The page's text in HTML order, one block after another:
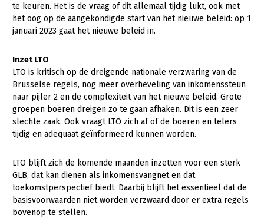
te keuren. Het is de vraag of dit allemaal tijdig lukt, ook met
het oog op de aangekondigde start van het nieuwe beleid: op 1
januari 2023 gaat het nieuwe beleid in.
Inzet LTO
LTO is kritisch op de dreigende nationale verzwaring van de
Brusselse regels, nog meer overheveling van inkomenssteun
naar pijler 2 en de complexiteit van het nieuwe beleid. Grote
groepen boeren dreigen zo te gaan afhaken. Dit is een zeer
slechte zaak. Ook vraagt LTO zich af of de boeren en telers
tijdig en adequaat geïnformeerd kunnen worden.
LTO blijft zich de komende maanden inzetten voor een sterk
GLB, dat kan dienen als inkomensvangnet en dat
toekomstperspectief biedt. Daarbij blijft het essentieel dat de
basisvoorwaarden niet worden verzwaard door er extra regels
bovenop te stellen.